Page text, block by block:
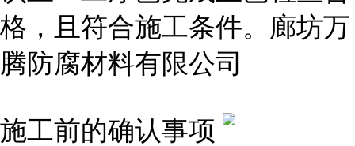
格，且符合施工条件。廊坊万
腾防腐材料有限公司
施工前的确认事项